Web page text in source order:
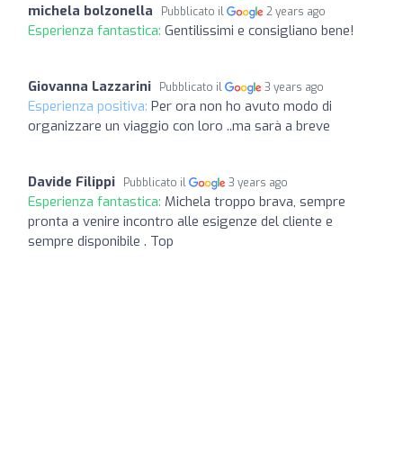
michela bolzonella Pubblicato il 2 years ago
Esperienza fantastica: Gentilissimi e consigliano bene!
Giovanna Lazzarini Pubblicato il 3 years ago
Esperienza positiva: Per ora non ho avuto modo di
organizzare un viaggio con loro ..ma sarà a breve
Davide Filippi Pubblicato il 3 years ago
Esperienza fantastica: Michela troppo brava, sempre
pronta a venire incontro alle esigenze del cliente e
sempre disponibile . Top